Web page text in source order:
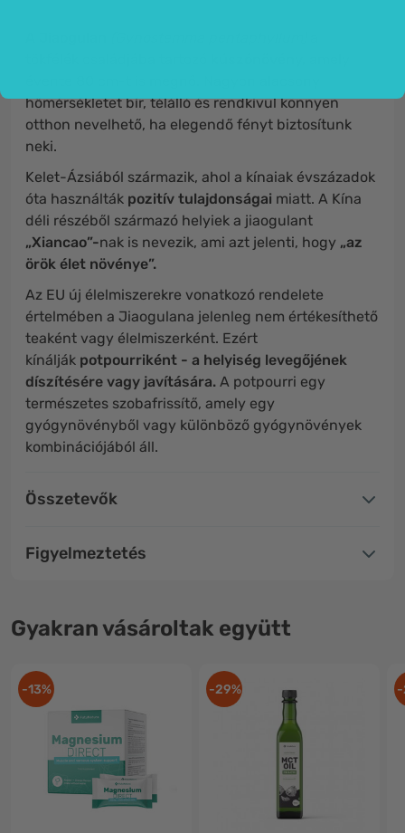
hőmérsékletet bír, télálló és rendkívül könnyen
otthon nevelhető, ha elegendő fényt biztosítunk
neki.
Kelet-Ázsiából származik, ahol a kínaiak évszázadok
óta használták pozitív tulajdonságai miatt. A Kína
déli részéből származó helyiek a jiaogulant
„Xiancao”-nak is nevezik, ami azt jelenti, hogy „az
örök élet növénye”.
Az EU új élelmiszerekre vonatkozó rendelete
értelmében a Jiaogulana jelenleg nem értékesíthető
teaként vagy élelmiszerként. Ezért
kínálják potpourriként - a helyiség levegőjének
díszítésére vagy javítására. A potpourri egy
természetes szobafrissítő, amely egy
gyógynövényből vagy különböző gyógynövények
kombinációjából áll.
Összetevők
Figyelmeztetés
Gyakran vásároltak együtt
-13% -29% -